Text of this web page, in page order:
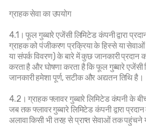
ग्राहक सेवा का उपयोग
4.1। फूल गुब्बारे एजेंसी लिमिटेड कंपनी द्वारा
ग्राहक को पंजीकरण प्रक्रिया के हिस्से या
या संपर्क विवरण) के बारे में कुछ जानकारी प्रदान
करता है और घोषणा करता है कि फूल गुब्बारे
जानकारी हमेशा पूर्ण, सटीक और अद्यतन तिथि है।
4.2। ग्राहक फ्लावर गुब्बारे लिमिटेड कंपनी के
जब तक फ्लावर गुब्बारे लिमिटेड कंपनी द्वारा
अलावा किसी भी तरह से प्राप्त सेवाओं तक पहुंचने